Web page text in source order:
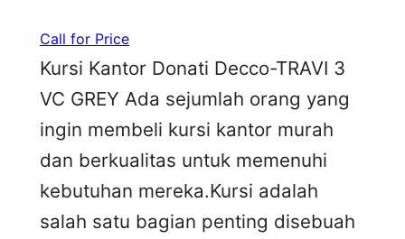
Call for Price
Kursi Kantor Donati Decco-TRAVI 3
VC GREY Ada sejumlah orang yang
ingin membeli kursi kantor murah
dan berkualitas untuk memenuhi
kebutuhan mereka.Kursi adalah
salah satu bagian penting disebuah